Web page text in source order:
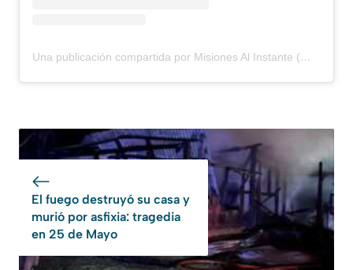
Una publicación compartida por Misiones Al Instante (@misioalinstante)
El fuego destruyó su casa y
murió por asfixia: tragedia
en 25 de Mayo